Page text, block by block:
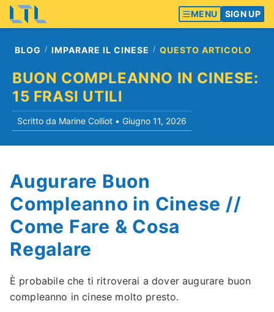
MENU SIGN UP
BLOG IMPARARE IL CINESE QUESTO ARTICOLO
BUON COMPLEANNO IN CINESE:
15 FRASI UTILI
Scritto da Marine Colliot • Giugno 11, 2026
Augurare Buon
Compleanno in Cinese //
Come Fare & Cosa
Regalare
È probabile che ti ritroverai a dover augurare buon
compleanno in cinese molto presto.